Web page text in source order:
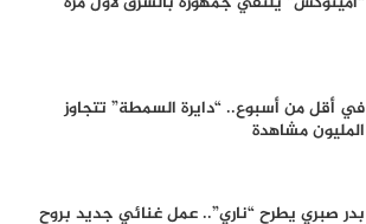
في أقل من أسبوع.. “دايرة السمطة” تتجاوز
المليون مشاهدة
بدر صبري يطرح “ناري”.. عمل غنائي جديد بروح